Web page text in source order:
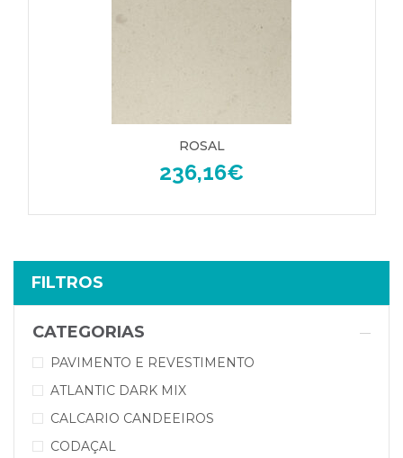
FILTROS
CATEGORIAS
PAVIMENTO E REVESTIMENTO
ATLANTIC DARK MIX
CALCARIO CANDEEIROS
CODAÇAL
ROSAL
236,16€